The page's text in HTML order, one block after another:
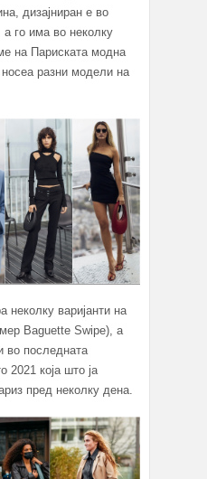
дизајниран е во
го има во неколку
на Париската модна
разни модели на
неколку варијанти на
Baguette Swipe), а
во последната
2021 која што ја
пред неколку дена.